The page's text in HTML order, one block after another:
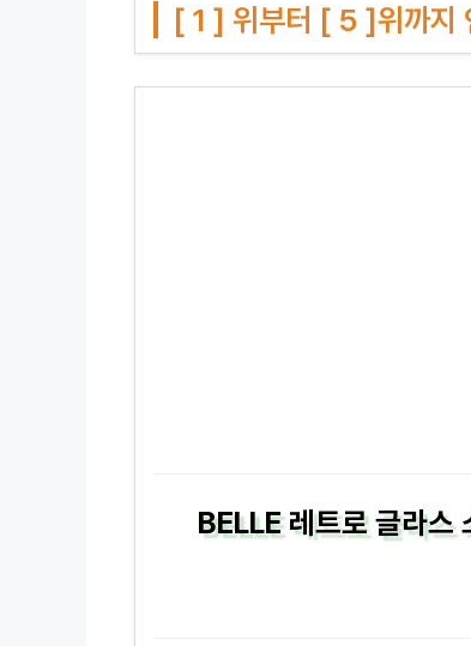
[ 1 ] 위부터 [ 5 ]위까지
BELLE 레트로 글라스